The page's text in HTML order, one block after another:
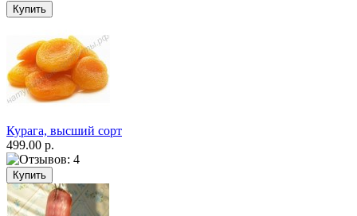
Курага, высший сорт
499.00 р.